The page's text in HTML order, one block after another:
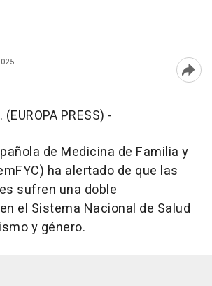
PRESS) -
de Medicina de Familia y
ha alertado de que las
sufren una doble
el Sistema Nacional de Salud
y género.